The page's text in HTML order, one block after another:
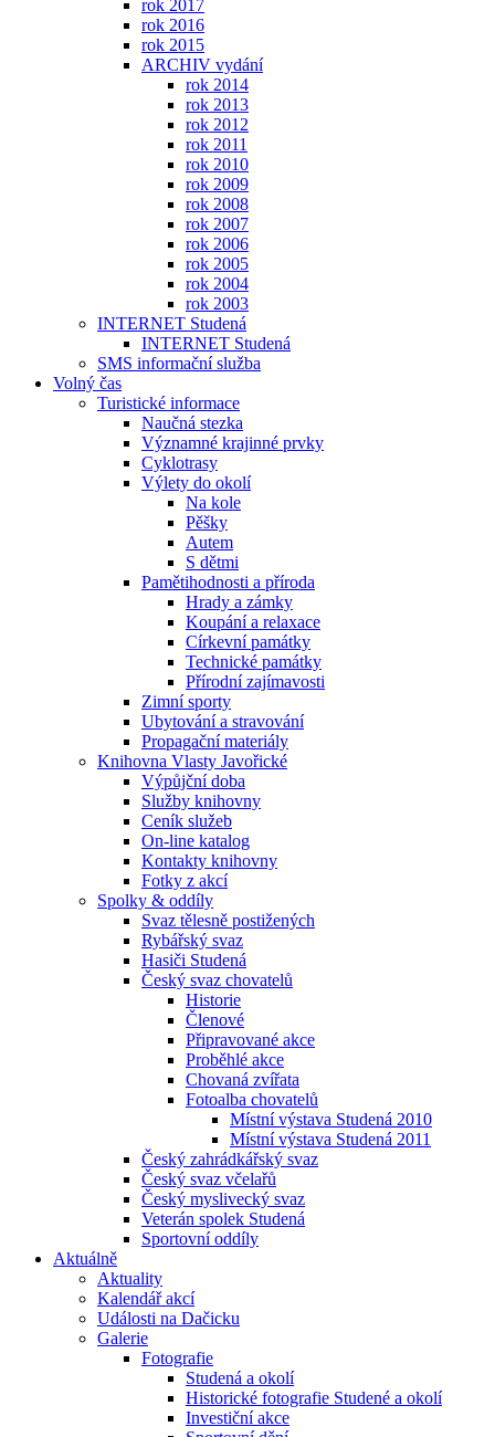
rok 2017
rok 2016
rok 2015
ARCHIV vydání
rok 2014
rok 2013
rok 2012
rok 2011
rok 2010
rok 2009
rok 2008
rok 2007
rok 2006
rok 2005
rok 2004
rok 2003
INTERNET Studená
INTERNET Studená
SMS informační služba
Volný čas
Turistické informace
Naučná stezka
Významné krajinné prvky
Cyklotrasy
Výlety do okolí
Na kole
Pěšky
Autem
S dětmi
Pamětihodnosti a příroda
Hrady a zámky
Koupání a relaxace
Církevní památky
Technické památky
Přírodní zajímavosti
Zimní sporty
Ubytování a stravování
Propagační materiály
Knihovna Vlasty Javořické
Výpůjční doba
Služby knihovny
Ceník služeb
On-line katalog
Kontakty knihovny
Fotky z akcí
Spolky & oddíly
Svaz tělesně postižených
Rybářský svaz
Hasiči Studená
Český svaz chovatelů
Historie
Členové
Připravované akce
Proběhlé akce
Chovaná zvířata
Fotoalba chovatelů
Místní výstava Studená 2010
Místní výstava Studená 2011
Český zahrádkářský svaz
Český svaz včelařů
Český myslivecký svaz
Veterán spolek Studená
Sportovní oddíly
Aktuálně
Aktuality
Kalendář akcí
Události na Dačicku
Galerie
Fotografie
Studená a okolí
Historické fotografie Studené a okolí
Investiční akce